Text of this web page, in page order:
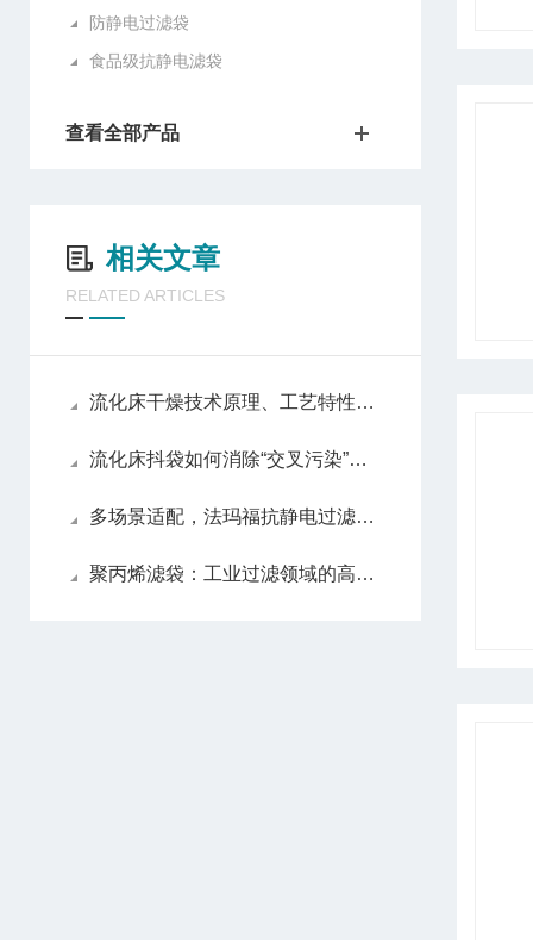
防静电过滤袋
食品级抗静电滤袋
查看全部产品
相关文章
RELATED ARTICLES
流化床干燥技术原理、工艺特性与配套滤袋选型全解析
流化床抖袋如何消除“交叉污染”风险？
多场景适配，法玛福抗静电过滤袋守护生产安全
聚丙烯滤袋：工业过滤领域的高效环保解决方案